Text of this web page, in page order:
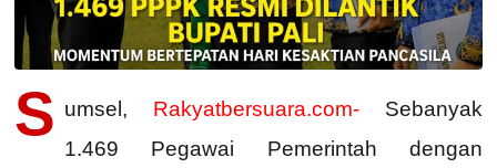
S umsel, Rakyatbersuara.com- Sebanyak
1.469 Pegawai Pemerintah dengan